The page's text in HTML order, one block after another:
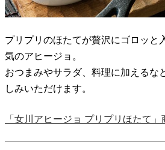
プリプリのほたてが贅沢にゴロッと
気のアヒージョ。
おつまみやサラダ、料理に加えるな
しみいただけます。
「女川アヒージョ プリプリほたて」